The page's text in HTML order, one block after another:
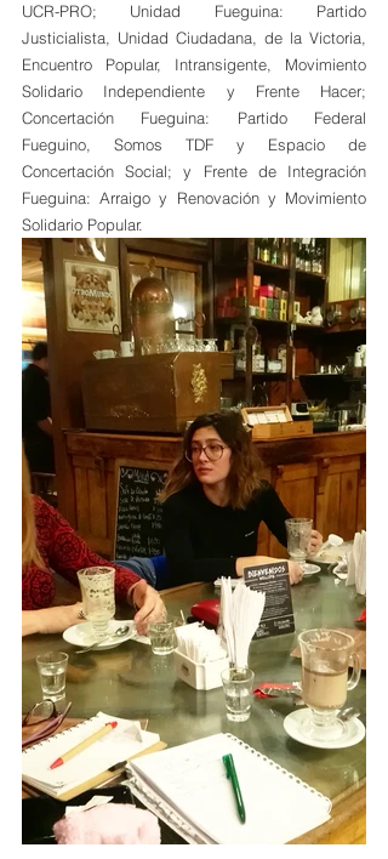
UCR-PRO; Unidad Fueguina: Partido
Justicialista, Unidad Ciudadana, de la Victoria,
Encuentro Popular, Intransigente, Movimiento
Solidario Independiente y Frente Hacer;
Concertación Fueguina: Partido Federal
Fueguino, Somos TDF y Espacio de
Concertación Social; y Frente de Integración
Fueguina: Arraigo y Renovación y Movimiento
Solidario Popular.